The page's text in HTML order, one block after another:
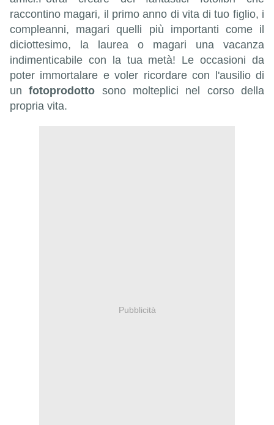
raccontino magari, il primo anno di vita di tuo figlio, i
compleanni, magari quelli più importanti come il
diciottesimo, la laurea o magari una vacanza
indimenticabile con la tua metà! Le occasioni da
poter immortalare e voler ricordare con l'ausilio di
un fotoprodotto sono molteplici nel corso della
propria vita.
Pubblicità